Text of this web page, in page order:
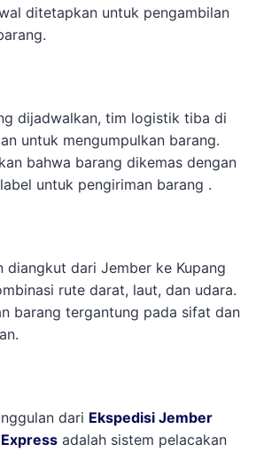
ditetapkan untuk pengambilan
dijadwalkan, tim logistik tiba di
untuk mengumpulkan barang.
bahwa barang dikemas dengan
untuk pengiriman barang .
diangkut dari Jember ke Kupang
rute darat, laut, dan udara.
barang tergantung pada sifat dan
dari Ekspedisi Jember
adalah sistem pelacakan